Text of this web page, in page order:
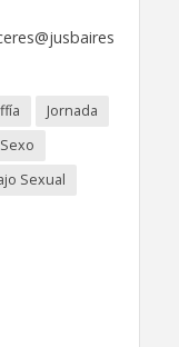
Jornada
Sexual